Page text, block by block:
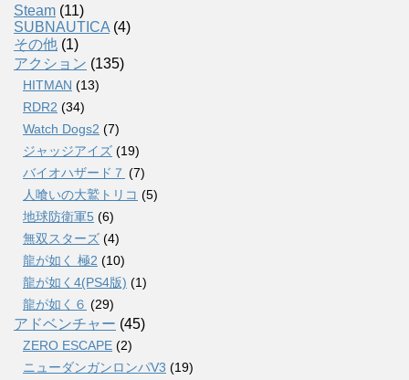
Steam (11)
SUBNAUTICA (4)
その他 (1)
アクション (135)
HITMAN (13)
RDR2 (34)
Watch Dogs2 (7)
ジャッジアイズ (19)
バイオハザード７ (7)
人喰いの大鷲トリコ (5)
地球防衛軍5 (6)
無双スターズ (4)
龍が如く 極2 (10)
龍が如く4(PS4版) (1)
龍が如く６ (29)
アドベンチャー (45)
ZERO ESCAPE (2)
ニューダンガンロンパV3 (19)